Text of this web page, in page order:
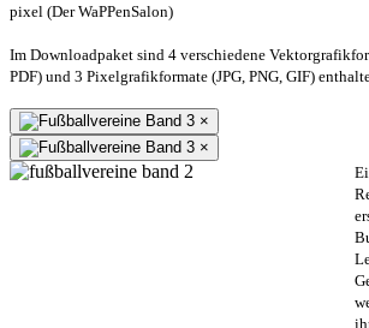
pixel (Der WaPPenSalon)
Im Downloadpaket sind 4 verschiedene
PDF) und 3 Pixelgrafikformate (JPG, PNG, GIF)
×
×